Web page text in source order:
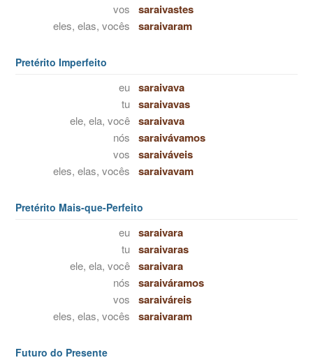
vos saraivastes
eles, elas, vocês saraivaram
Pretérito Imperfeito
eu saraivava
tu saraivavas
ele, ela, você saraivava
nós saraivávamos
vos saraiváveis
eles, elas, vocês saraivavam
Pretérito Mais-que-Perfeito
eu saraivara
tu saraivaras
ele, ela, você saraivara
nós saraiváramos
vos saraiváreis
eles, elas, vocês saraivaram
Futuro do Presente